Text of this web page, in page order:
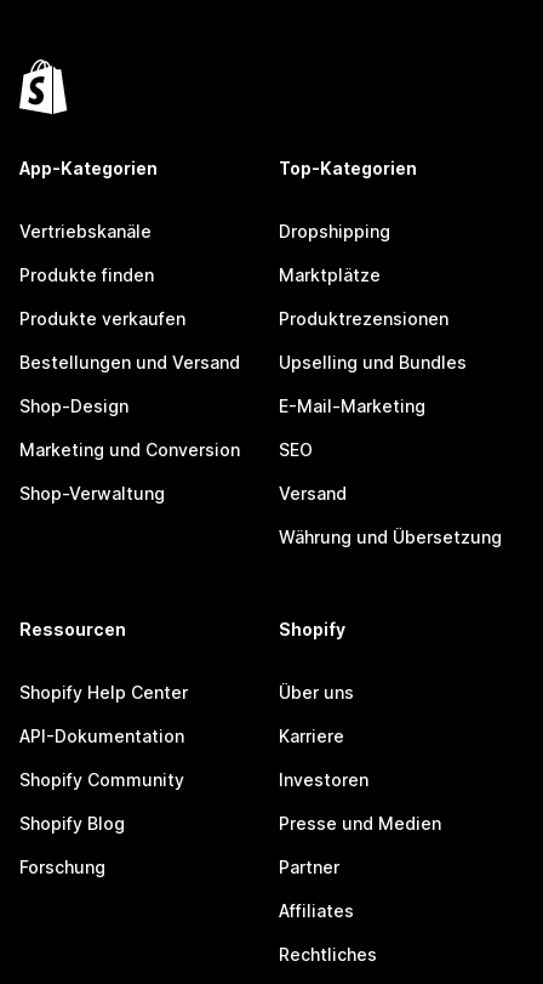
App-Kategorien
Vertriebskanäle
Produkte finden
Produkte verkaufen
Bestellungen und Versand
Shop-Design
Marketing und Conversion
Shop-Verwaltung
Top-Kategorien
Dropshipping
Marktplätze
Produktrezensionen
Upselling und Bundles
E-Mail-Marketing
SEO
Versand
Währung und Übersetzung
Ressourcen
Shopify Help Center
API-Dokumentation
Shopify Community
Shopify Blog
Forschung
Shopify
Über uns
Karriere
Investoren
Presse und Medien
Partner
Affiliates
Rechtliches